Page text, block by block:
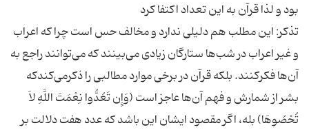
بود و لذا قرآن به این تعداد اکتفا کرد
تذکر: این مطلب هم دلیلی ندارد و مخالف حس است چرا که اعراب
و غیر اعراب در شب‌ها ستارگان زیادی می‌بینند که می‌توانند راجع به
آن‌ها فکرکنند. بلکه قرآن در برخی موارد مطالبی را ذکرمی‌کندکه
بشر از شمارش و فهم آن‌ها عاجز است (وَإِن تَعُدُّوا نِعْمَتَ اللَّهِ لاَ
تُحْصُوهَا) بله، اگر مقصود ایشان این باشد که عدد هفت دلالت بر